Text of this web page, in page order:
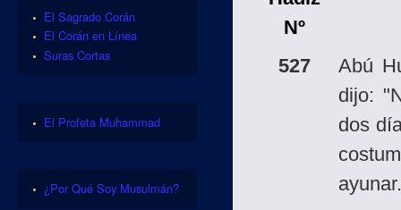
Nº
527
Abú
dijo:
dos
El Sagrado Corán
El Corán en Línea
Suras Cortas
El Profeta Muhammad
¿Por Qué Soy Musulmán?